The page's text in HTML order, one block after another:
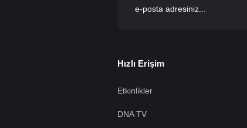
Hızlı Erişim
Etkinlikler
DNA TV